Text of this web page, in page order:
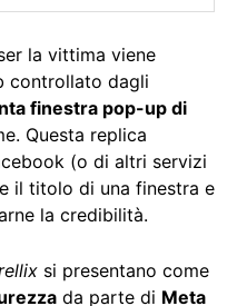
la vittima viene
controllato dagli
finestra pop-up di
Questa replica
(o di altri servizi
il titolo di una finestra e
la credibilità.
si presentano come
da parte di Meta